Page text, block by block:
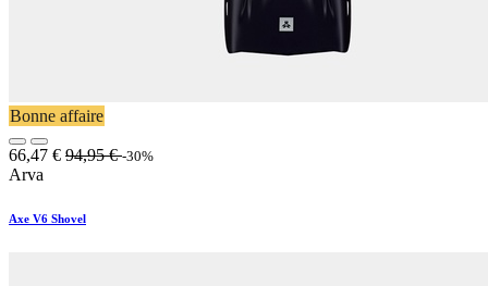
Bonne affaire
66,47 € 94,95€ -30%
Arva
Axe V6 Shovel